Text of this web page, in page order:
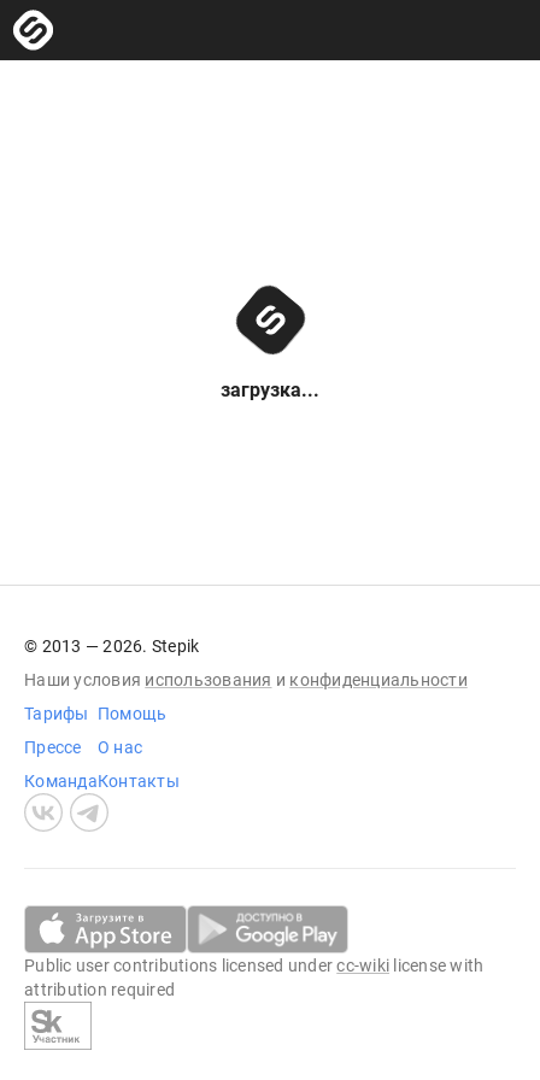
загрузка...
© 2013 — 2026. Stepik
Наши условия использования и конфиденциальности
Тарифы
Прессе
Команда
Помощь
О нас
Контакты
Public user contributions licensed undercc-wiki license with
attribution required